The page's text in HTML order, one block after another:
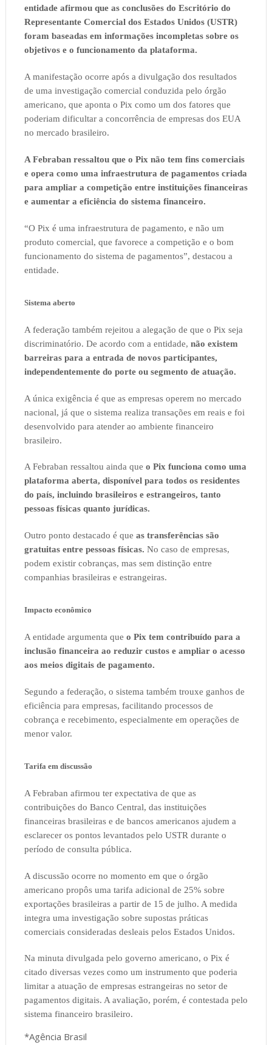
entidade afirmou que as conclusões do Escritório do
Representante Comercial dos Estados Unidos (USTR)
foram baseadas em informações incompletas sobre os
objetivos e o funcionamento da plataforma.
A manifestação ocorre após a divulgação dos resultados
de uma investigação comercial conduzida pelo órgão
americano, que aponta o Pix como um dos fatores que
poderiam dificultar a concorrência de empresas dos EUA
no mercado brasileiro.
A Febraban ressaltou que o Pix não tem fins comerciais
e opera como uma infraestrutura de pagamentos criada
para ampliar a competição entre instituições financeiras
e aumentar a eficiência do sistema financeiro.
“O Pix é uma infraestrutura de pagamento, e não um
produto comercial, que favorece a competição e o bom
funcionamento do sistema de pagamentos”, destacou a
entidade.
Sistema aberto
A federação também rejeitou a alegação de que o Pix seja
discriminatório. De acordo com a entidade, não existem
barreiras para a entrada de novos participantes,
independentemente do porte ou segmento de atuação.
A única exigência é que as empresas operem no mercado
nacional, já que o sistema realiza transações em reais e foi
desenvolvido para atender ao ambiente financeiro
brasileiro.
A Febraban ressaltou ainda que o Pix funciona como uma
plataforma aberta, disponível para todos os residentes
do país, incluindo brasileiros e estrangeiros, tanto
pessoas físicas quanto jurídicas.
Outro ponto destacado é que as transferências são
gratuitas entre pessoas físicas. No caso de empresas,
podem existir cobranças, mas sem distinção entre
companhias brasileiras e estrangeiras.
Impacto econômico
A entidade argumenta que o Pix tem contribuído para a
inclusão financeira ao reduzir custos e ampliar o acesso
aos meios digitais de pagamento.
Segundo a federação, o sistema também trouxe ganhos de
eficiência para empresas, facilitando processos de
cobrança e recebimento, especialmente em operações de
menor valor.
Tarifa em discussão
A Febraban afirmou ter expectativa de que as
contribuições do Banco Central, das instituições
financeiras brasileiras e de bancos americanos ajudem a
esclarecer os pontos levantados pelo USTR durante o
período de consulta pública.
A discussão ocorre no momento em que o órgão
americano propôs uma tarifa adicional de 25% sobre
exportações brasileiras a partir de 15 de julho. A medida
integra uma investigação sobre supostas práticas
comerciais consideradas desleais pelos Estados Unidos.
Na minuta divulgada pelo governo americano, o Pix é
citado diversas vezes como um instrumento que poderia
limitar a atuação de empresas estrangeiras no setor de
pagamentos digitais. A avaliação, porém, é contestada pelo
sistema financeiro brasileiro.
*Agência Brasil